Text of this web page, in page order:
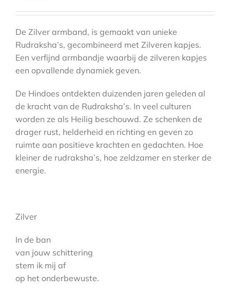
De Zilver armband, is gemaakt van unieke
Rudraksha’s, gecombineerd met Zilveren kapjes.
Een verfijnd armbandje waarbij de zilveren kapjes
een opvallende dynamiek geven.
De Hindoes ontdekten duizenden jaren geleden al
de kracht van de Rudraksha’s. In veel culturen
worden ze als Heilig beschouwd. Ze schenken de
drager rust, helderheid en richting en geven zo
ruimte aan positieve krachten en gedachten. Hoe
kleiner de rudraksha’s, hoe zeldzamer en sterker de
energie.
Zilver
In de ban
van jouw schittering
stem ik mij af
op het onderbewuste.